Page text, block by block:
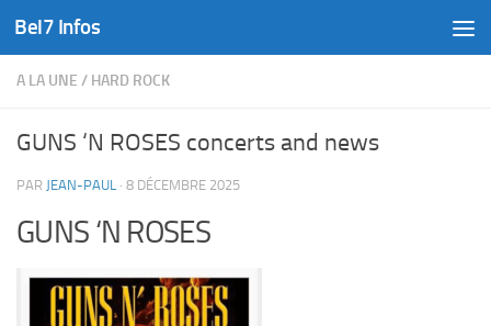
Skip to content
Bel7 Infos
A LA UNE / HARD ROCK
GUNS ‘N ROSES concerts and news
PAR JEAN-PAUL · 8 DÉCEMBRE 2025
GUNS ‘N ROSES